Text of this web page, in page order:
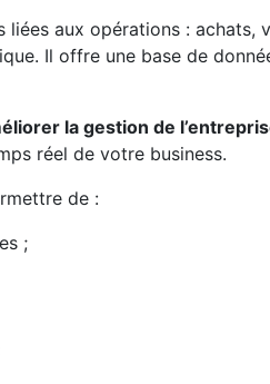
liées aux opérations :
Il offre une base de
la gestion de
réel de votre business.
de :
;